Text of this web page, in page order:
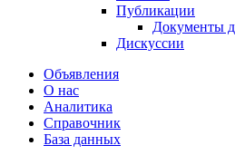
Публикации
Документы
Дискуссии
Объявления
О нас
Аналитика
Справочник
База данных